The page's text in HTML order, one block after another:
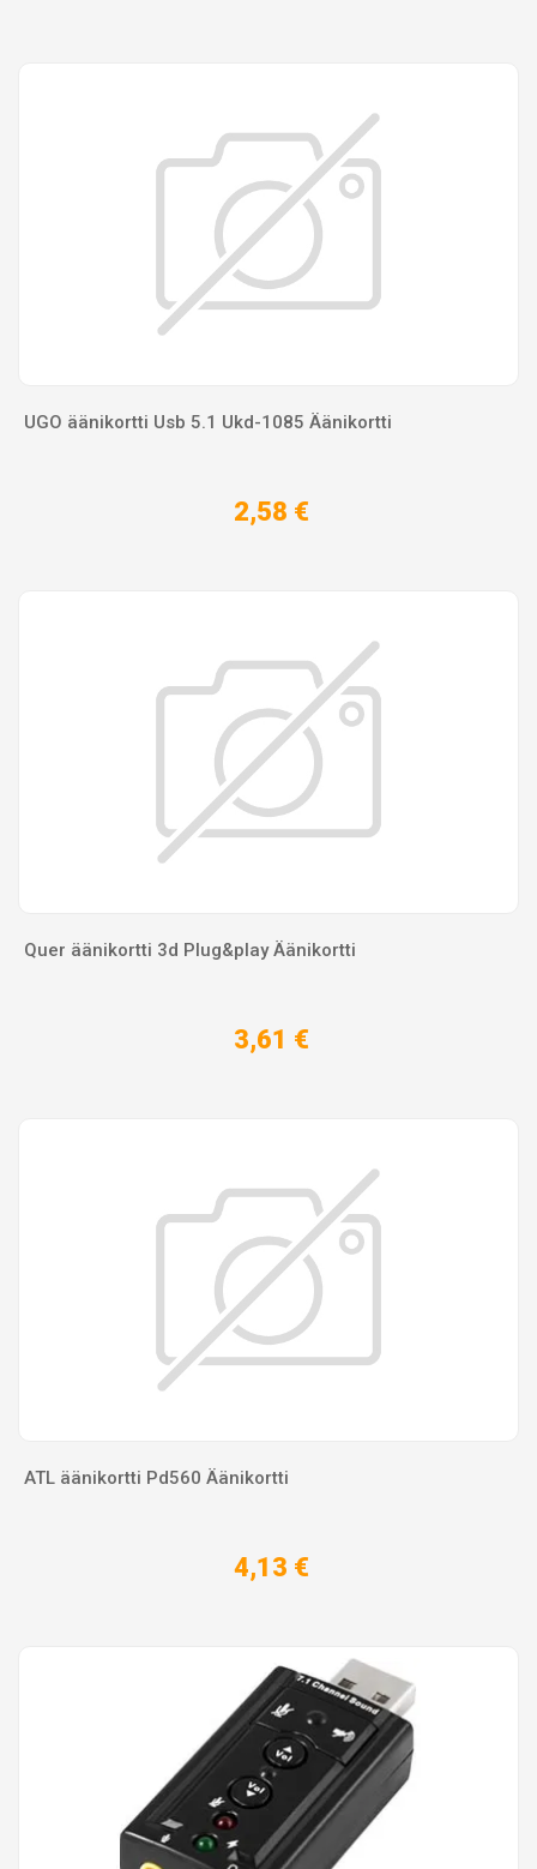
UGO äänikortti Usb 5.1 Ukd-1085 Äänikortti
2,58 €
Quer äänikortti 3d Plug&play Äänikortti
3,61 €
ATL äänikortti Pd560 Äänikortti
4,13 €